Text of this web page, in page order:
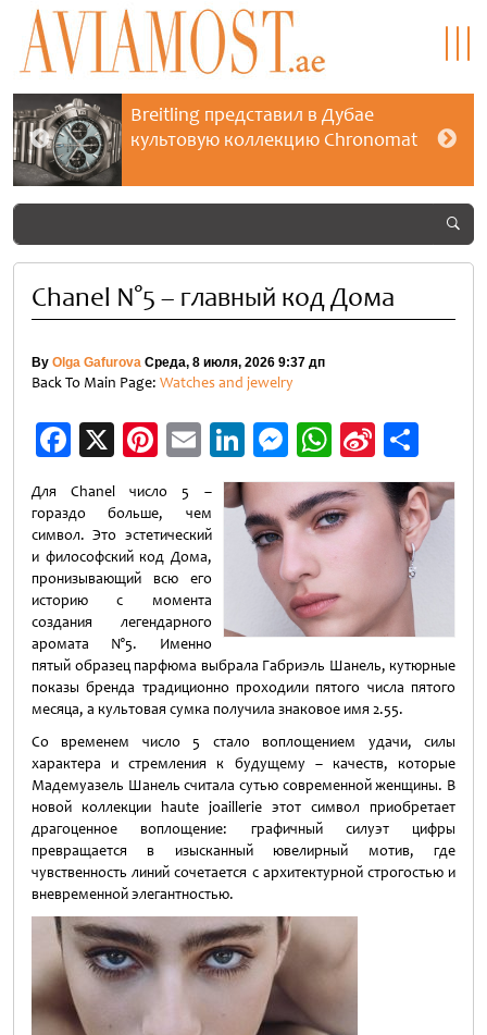
Breitling представил в Дубае
культовую коллекцию Chronomat
Chanel N°5 – главный код Дома
By Olga Gafurova Среда, 8 июля, 2026 9:37 дп
Back To Main Page: Watches and jewelry
Facebook
X Pinterest
EmailLinkedIn
Messenger
WhatsApp
Sina
Weibo
Для Chanel число 5 –
гораздо больше, чем
символ. Это эстетический
и философский код Дома,
пронизывающий всю его
историю с момента
создания легендарного
аромата N°5. Именно
пятый образец парфюма выбрала Габриэль Шанель, кутюрные
показы бренда традиционно проходили пятого числа пятого
месяца, а культовая сумка получила знаковое имя 2.55.
Со временем число 5 стало воплощением удачи, силы
характера и стремления к будущему – качеств, которые
Мадемуазель Шанель считала сутью современной женщины. В
новой коллекции haute joaillerie этот символ приобретает
драгоценное воплощение: графичный силуэт цифры
превращается в изысканный ювелирный мотив, где
чувственность линий сочетается с архитектурной строгостью и
вневременной элегантностью.